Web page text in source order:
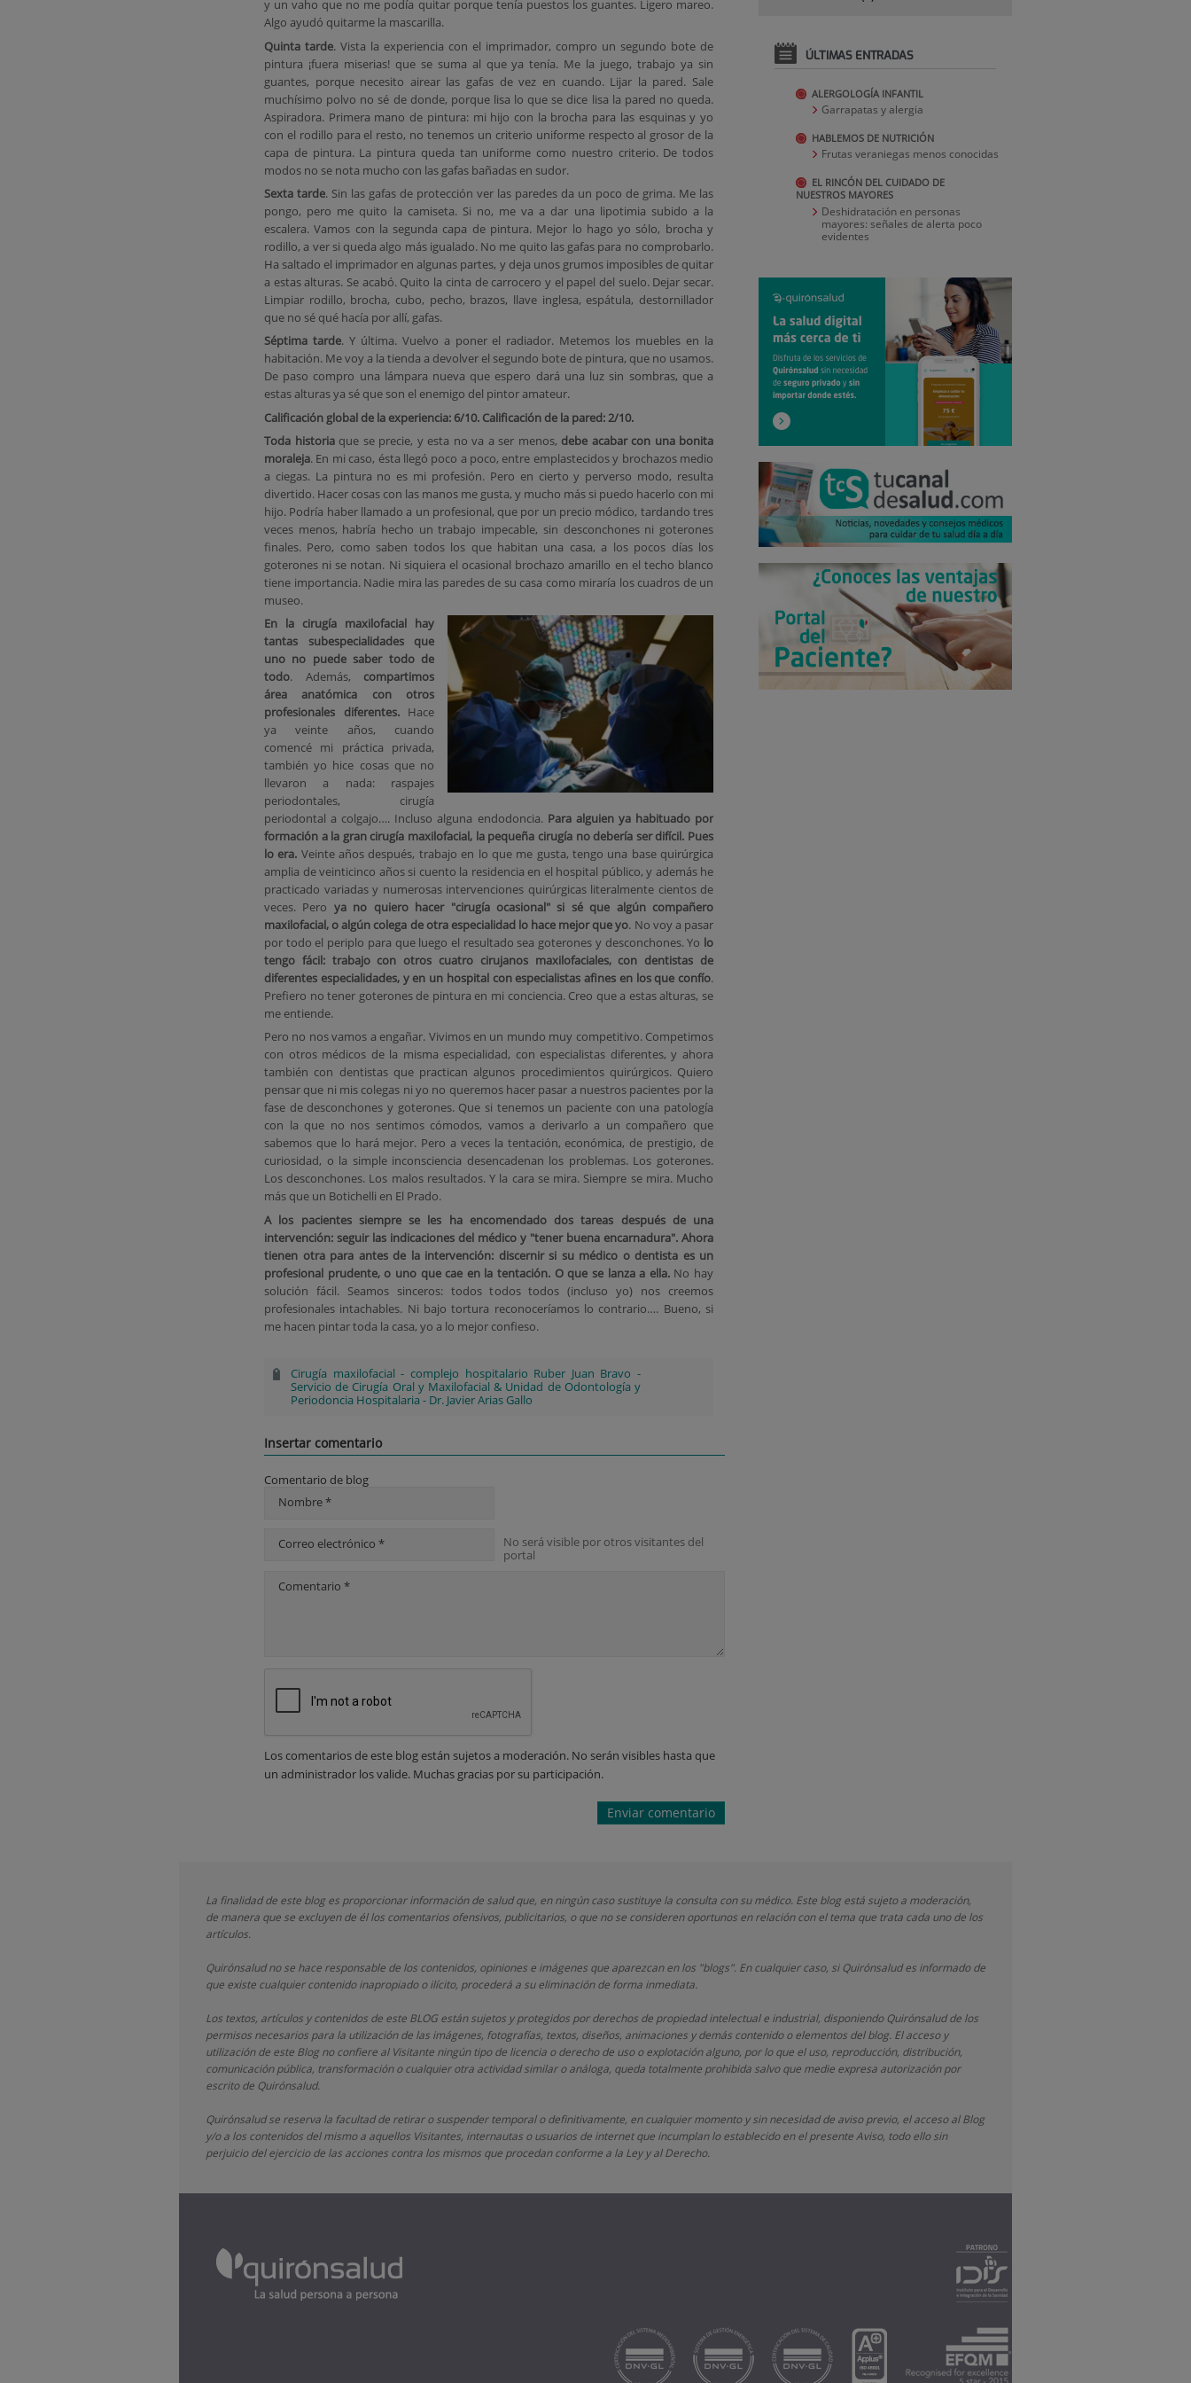
y un vaho que no me podía quitar porque tenía puestos los guantes. Ligero mareo.
Algo ayudó quitarme la mascarilla.
Quinta tarde. Vista la experiencia con el imprimador, compro un segundo bote de
pintura ¡fuera miserias! que se suma al que ya tenía. Me la juego, trabajo ya sin
guantes, porque necesito airear las gafas de vez en cuando. Lijar la pared. Sale
muchísimo polvo no sé de donde, porque lisa lo que se dice lisa la pared no queda.
Aspiradora. Primera mano de pintura: mi hijo con la brocha para las esquinas y yo
con el rodillo para el resto, no tenemos un criterio uniforme respecto al grosor de la
capa de pintura. La pintura queda tan uniforme como nuestro criterio. De todos
modos no se nota mucho con las gafas bañadas en sudor.
Sexta tarde. Sin las gafas de protección ver las paredes da un poco de grima. Me las
pongo, pero me quito la camiseta. Si no, me va a dar una lipotimia subido a la
escalera. Vamos con la segunda capa de pintura. Mejor lo hago yo sólo, brocha y
rodillo, a ver si queda algo más igualado. No me quito las gafas para no comprobarlo.
Ha saltado el imprimador en algunas partes, y deja unos grumos imposibles de quitar
a estas alturas. Se acabó. Quito la cinta de carrocero y el papel del suelo. Dejar secar.
Limpiar rodillo, brocha, cubo, pecho, brazos, llave inglesa, espátula, destornillador
que no sé qué hacía por allí, gafas.
Séptima tarde. Y última. Vuelvo a poner el radiador. Metemos los muebles en la
habitación. Me voy a la tienda a devolver el segundo bote de pintura, que no usamos.
De paso compro una lámpara nueva que espero dará una luz sin sombras, que a
estas alturas ya sé que son el enemigo del pintor amateur.
Calificación global de la experiencia: 6/10. Calificación de la pared: 2/10.
Toda historiaque se precie, y esta no va a ser menos, debe acabar con una bonita
moraleja. En mi caso, ésta llegó poco a poco, entre emplastecidos y brochazos medio
a ciegas. La pintura no es mi profesión. Pero en cierto y perverso modo, resulta
divertido. Hacer cosas con las manos me gusta, y mucho más si puedo hacerlo con mi
hijo. Podría haber llamado a un profesional, que por un precio módico, tardando tres
veces menos, habría hecho un trabajo impecable, sin desconchones ni goterones
finales. Pero, como saben todos los que habitan una casa, a los pocos días los
goterones ni se notan. Ni siquiera el ocasional brochazo amarillo en el techo blanco
tiene importancia. Nadie mira las paredes de su casa como miraría los cuadros de un
museo.
En la cirugía maxilofacial hay
tantas subespecialidades que
uno no puede saber todo de
todo. Además, compartimos
área anatómica con otros
profesionales diferentes.Hace
ya veinte años, cuando
comencé mi práctica privada,
también yo hice cosas que no
llevaron a nada: raspajes
periodontales, cirugía
periodontal a colgajo…. Incluso alguna endodoncia. Para alguien ya habituado por
formación a la gran cirugía maxilofacial, la pequeña cirugía no debería ser difícil. Pues
lo era. Veinte años después, trabajo en lo que me gusta, tengo una base quirúrgica
amplia de veinticinco años si cuento la residencia en el hospital público, y además he
practicado variadas y numerosas intervenciones quirúrgicas literalmente cientos de
veces. Pero ya no quiero hacer "cirugía ocasional" si sé que algún compañero
maxilofacial, o algún colega de otra especialidad lo hace mejor que yo. No voy a pasar
por todo el periplo para que luego el resultado sea goterones y desconchones. Yo lo
tengo fácil: trabajo con otros cuatro cirujanos maxilofaciales, con dentistas de
diferentes especialidades, y en un hospital con especialistas afines en los que confío.
Prefiero no tener goterones de pintura en mi conciencia. Creo que a estas alturas, se
me entiende.
Pero no nos vamos a engañar. Vivimos en un mundo muy competitivo. Competimos
con otros médicos de la misma especialidad, con especialistas diferentes, y ahora
también con dentistas que practican algunos procedimientos quirúrgicos. Quiero
pensar que ni mis colegas ni yo no queremos hacer pasar a nuestros pacientes por la
fase de desconchones y goterones. Que si tenemos un paciente con una patología
con la que no nos sentimos cómodos, vamos a derivarlo a un compañero que
sabemos que lo hará mejor. Pero a veces la tentación, económica, de prestigio, de
curiosidad, o la simple inconsciencia desencadenan los problemas. Los goterones.
Los desconchones. Los malos resultados. Y la cara se mira. Siempre se mira. Mucho
más que un Botichelli en El Prado.
A los pacientes siempre se les ha encomendado dos tareas después de una
intervención: seguir las indicaciones del médico y "tener buena encarnadura". Ahora
tienen otra para antes de la intervención: discernir si su médico o dentista es un
profesional prudente, o uno que cae en la tentación. O que se lanza a ella.No hay
solución fácil. Seamos sinceros: todos todos todos (incluso yo) nos creemos
profesionales intachables. Ni bajo tortura reconoceríamos lo contrario…. Bueno, si
me hacen pintar toda la casa, yo a lo mejor confieso.
Cirugía maxilofacial - complejo hospitalario Ruber Juan Bravo -
Servicio de Cirugía Oral y Maxilofacial & Unidad de Odontología y
Periodoncia Hospitalaria - Dr. Javier Arias Gallo
Insertar comentario
Comentario de blog
Nombre *
Correo electrónico *
No será visible por otros visitantes del
portal
Comentario *
Los comentarios de este blog están sujetos a moderación. No serán visibles hasta que
un administrador los valide. Muchas gracias por su participación.
ÚLTIMAS ENTRADAS
ALERGOLOGÍA INFANTIL
Garrapatas y alergia
HABLEMOS DE NUTRICIÓN
Frutas veraniegas menos conocidas
EL RINCÓN DEL CUIDADO DE
NUESTROS MAYORES
Deshidratación en personas
mayores: señales de alerta poco
evidentes
La finalidad de este blog es proporcionar información de salud que, en ningún caso sustituye la consulta con su médico. Este blog está sujeto a moderación,
de manera que se excluyen de él los comentarios ofensivos, publicitarios, o que no se consideren oportunos en relación con el tema que trata cada uno de los
artículos.
Quirónsaludno se hace responsable de los contenidos, opiniones e imágenes que aparezcan en los "blogs". En cualquier caso, si Quirónsaludes informado de
que existe cualquier contenido inapropiado o ilícito, procederá a su eliminación de forma inmediata.
Los textos, artículos y contenidos de este BLOG están sujetos y protegidos por derechos de propiedad intelectual e industrial, disponiendoQuirónsaludde los
permisos necesarios para la utilización de las imágenes, fotografías, textos, diseños, animaciones y demás contenido o elementos del blog. El acceso y
utilización de este Blog no confiere al Visitante ningún tipo de licencia o derecho de uso o explotación alguno, por lo que el uso, reproducción, distribución,
comunicación pública, transformación o cualquier otra actividad similar o análoga, queda totalmente prohibida salvo que medie expresa autorización por
escrito de Quirónsalud.
Quirónsaludse reserva la facultad de retirar o suspender temporal o definitivamente, en cualquier momento y sin necesidad de aviso previo, el acceso al Blog
y/o a los contenidos del mismo a aquellos Visitantes, internautas o usuarios de internet que incumplan lo establecido en el presente Aviso, todo ello sin
perjuicio del ejercicio de las acciones contra los mismos que procedan conforme a la Ley y al Derecho.